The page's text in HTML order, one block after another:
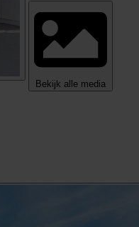
Bekijk alle media